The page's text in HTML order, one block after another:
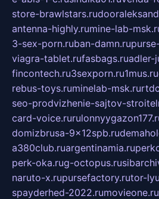
store-brawlstars.ru
antenna-highly.rumine-lab-
3-sex-porn.ruban-damn.ru
viagra-tablet.rufasbags.ruadler-
fincontech.ru3sexporn.ru1mus.ru
rebus-toys.ruminelab-msk.ru
seo-prodvizhenie-sajtov-
card-voice.ru
domizbrusa-9x12spb.ru
a380club.ruargentinamia.ru
perk-oka.rug-octopus.ru
naruto-x.rupursefactory.rutor-
spayderhed-2022.rumovieone.ru